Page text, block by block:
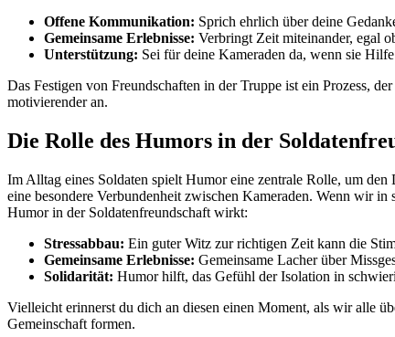
Offene Kommunikation: Sprich ehrlich ‍über deine
Gemeinsame Erlebnisse: ⁤Verbringt Zeit miteinander, egal
Unterstützung: Sei⁤ für ‌deine​ Kameraden da, wenn sie
Das Festigen von‍ Freundschaften⁢ in der Truppe ist⁣ ein Prozess,
motivierender an.
Die Rolle ‍des Humors in der
Im Alltag⁤ eines Soldaten spielt Humor eine zentrale Rolle,​ um
eine besondere Verbundenheit zwischen ⁣Kameraden. ‍Wenn wir
Humor in⁢ der Soldatenfreundschaft wirkt:
Stressabbau: Ein guter ⁣Witz zur richtigen Zeit kann ⁣die‍
Gemeinsame Erlebnisse: Gemeinsame Lacher über⁤
Solidarität: Humor hilft,⁣ das Gefühl der ⁢Isolation in
Vielleicht⁢ erinnerst du dich an diesen einen Moment, als wir⁣ alle
Gemeinschaft formen.